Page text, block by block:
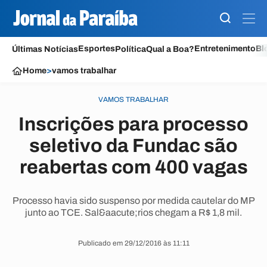
Últimas NotíciasEsportesPolíticaQual a Boa?Entretenimento
Home>vamos trabalhar
VAMOS TRABALHAR
Inscrições para processo
seletivo da Fundac são
reabertas com 400 vagas
Processo havia sido suspenso por medida cautelar do MP
junto ao TCE. Sal&aacute;rios chegam a R$ 1,8 mil.
Publicado em 29/12/2016 às 11:11